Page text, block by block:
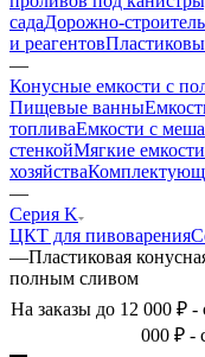
садаДорожно-
и реагентов
—
Конусные емкости с
Пищевые ванны
топливаЕмкости с
стенкойМягкие емкости
хозяйства
—
Серия K
ЦКТ для пивоварения
—Пластиковая
полным сливом
На заказы до 12 000 ₽ -
000 ₽ -